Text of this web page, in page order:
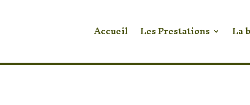
Accueil Les Prestations La